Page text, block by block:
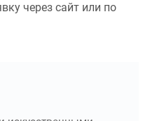
через сайт или по